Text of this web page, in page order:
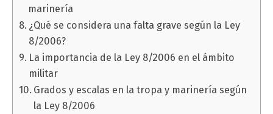
marinería
¿Qué se considera una falta grave según la Ley
8/2006?
La importancia de la Ley 8/2006 en el ámbito
militar
Grados y escalas en la tropa y marinería según
la Ley 8/2006